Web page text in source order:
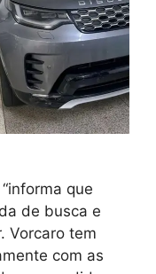
que
de busca e
Vorcaro tem
com as